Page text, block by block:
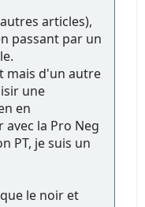
articles),
passant par un
mais d'un autre
une
en
la Pro Neg
PT, je suis un
le noir et